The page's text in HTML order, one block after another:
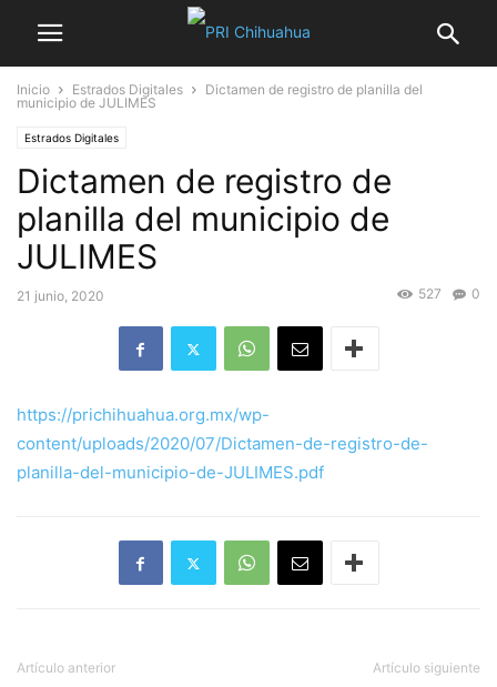
Inicio Estrados Digitales
Dictamen de registro de planilla del
municipio de JULIMES
Estrados Digitales
Dictamen de registro de
planilla del municipio de
JULIMES
21 junio, 2020 0
527
https://prichihuahua.org.mx/wp-
content/uploads/2020/07/Dictamen-de-registro-de-
planilla-del-municipio-de-JULIMES.pdf
Artículo anterior Artículo siguiente